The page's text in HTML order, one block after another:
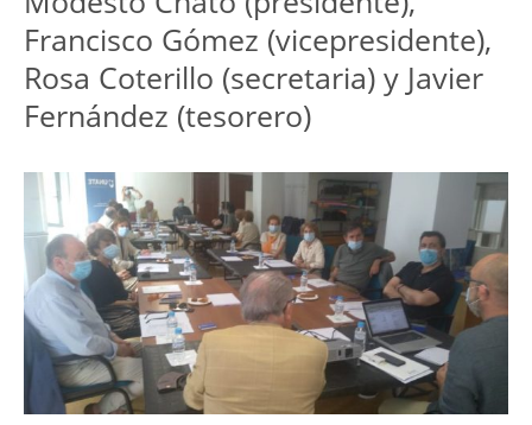
Francisco Gómez (vicepresidente),
Rosa Coterillo (secretaria) y Javier
Fernández (tesorero)